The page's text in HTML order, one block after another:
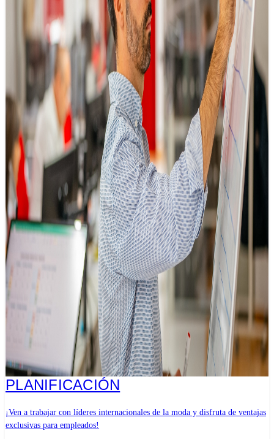
PLANIFICACIÓN
¡Ven a trabajar con líderes internacionales de la moda y disfruta de ventajas
exclusivas para empleados!